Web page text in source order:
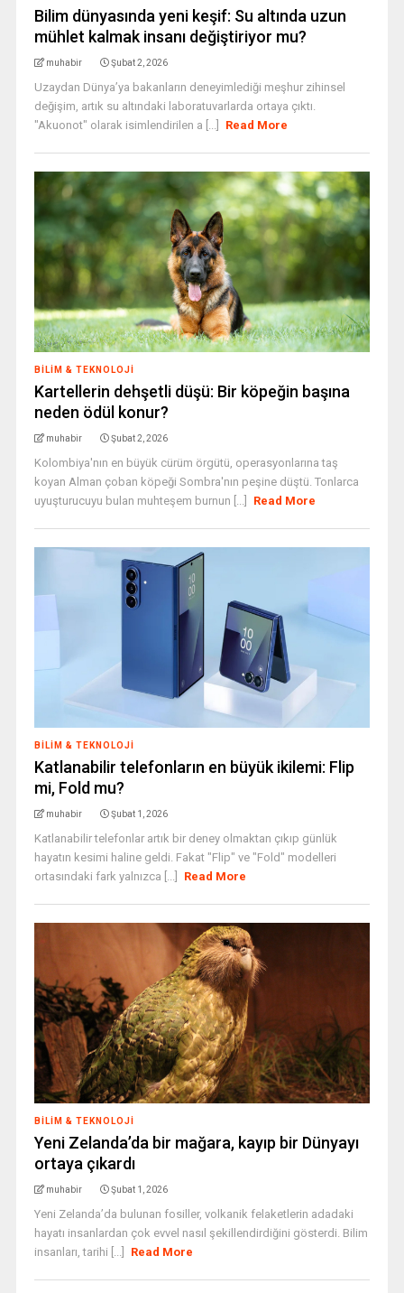
Bilim dünyasında yeni keşif: Su altında uzun
mühlet kalmak insanı değiştiriyor mu?
muhabir Şubat 2, 2026
Uzaydan Dünya’ya bakanların deneyimlediği meşhur zihinsel
değişim, artık su altındaki laboratuvarlarda ortaya çıktı.
"Akuonot" olarak isimlendirilen a [...]
Read More
BILIM & TEKNOLOJI
Kartellerin dehşetli düşü: Bir köpeğin başına
neden ödül konur?
muhabir Şubat 2, 2026
Kolombiya'nın en büyük cürüm örgütü, operasyonlarına taş
koyan Alman çoban köpeği Sombra'nın peşine düştü. Tonlarca
uyuşturucuyu bulan muhteşem burnun [...]
Read More
BILIM & TEKNOLOJI
Katlanabilir telefonların en büyük ikilemi: Flip
mi, Fold mu?
muhabir Şubat 1, 2026
Katlanabilir telefonlar artık bir deney olmaktan çıkıp günlük
hayatın kesimi haline geldi. Fakat "Flip" ve "Fold" modelleri
ortasındaki fark yalnızca [...]
Read More
BILIM & TEKNOLOJI
Yeni Zelanda’da bir mağara, kayıp bir Dünyayı
ortaya çıkardı
muhabir Şubat 1, 2026
Yeni Zelanda’da bulunan fosiller, volkanik felaketlerin adadaki
hayatı insanlardan çok evvel nasıl şekillendirdiğini gösterdi. Bilim
insanları, tarihi [...]
Read More